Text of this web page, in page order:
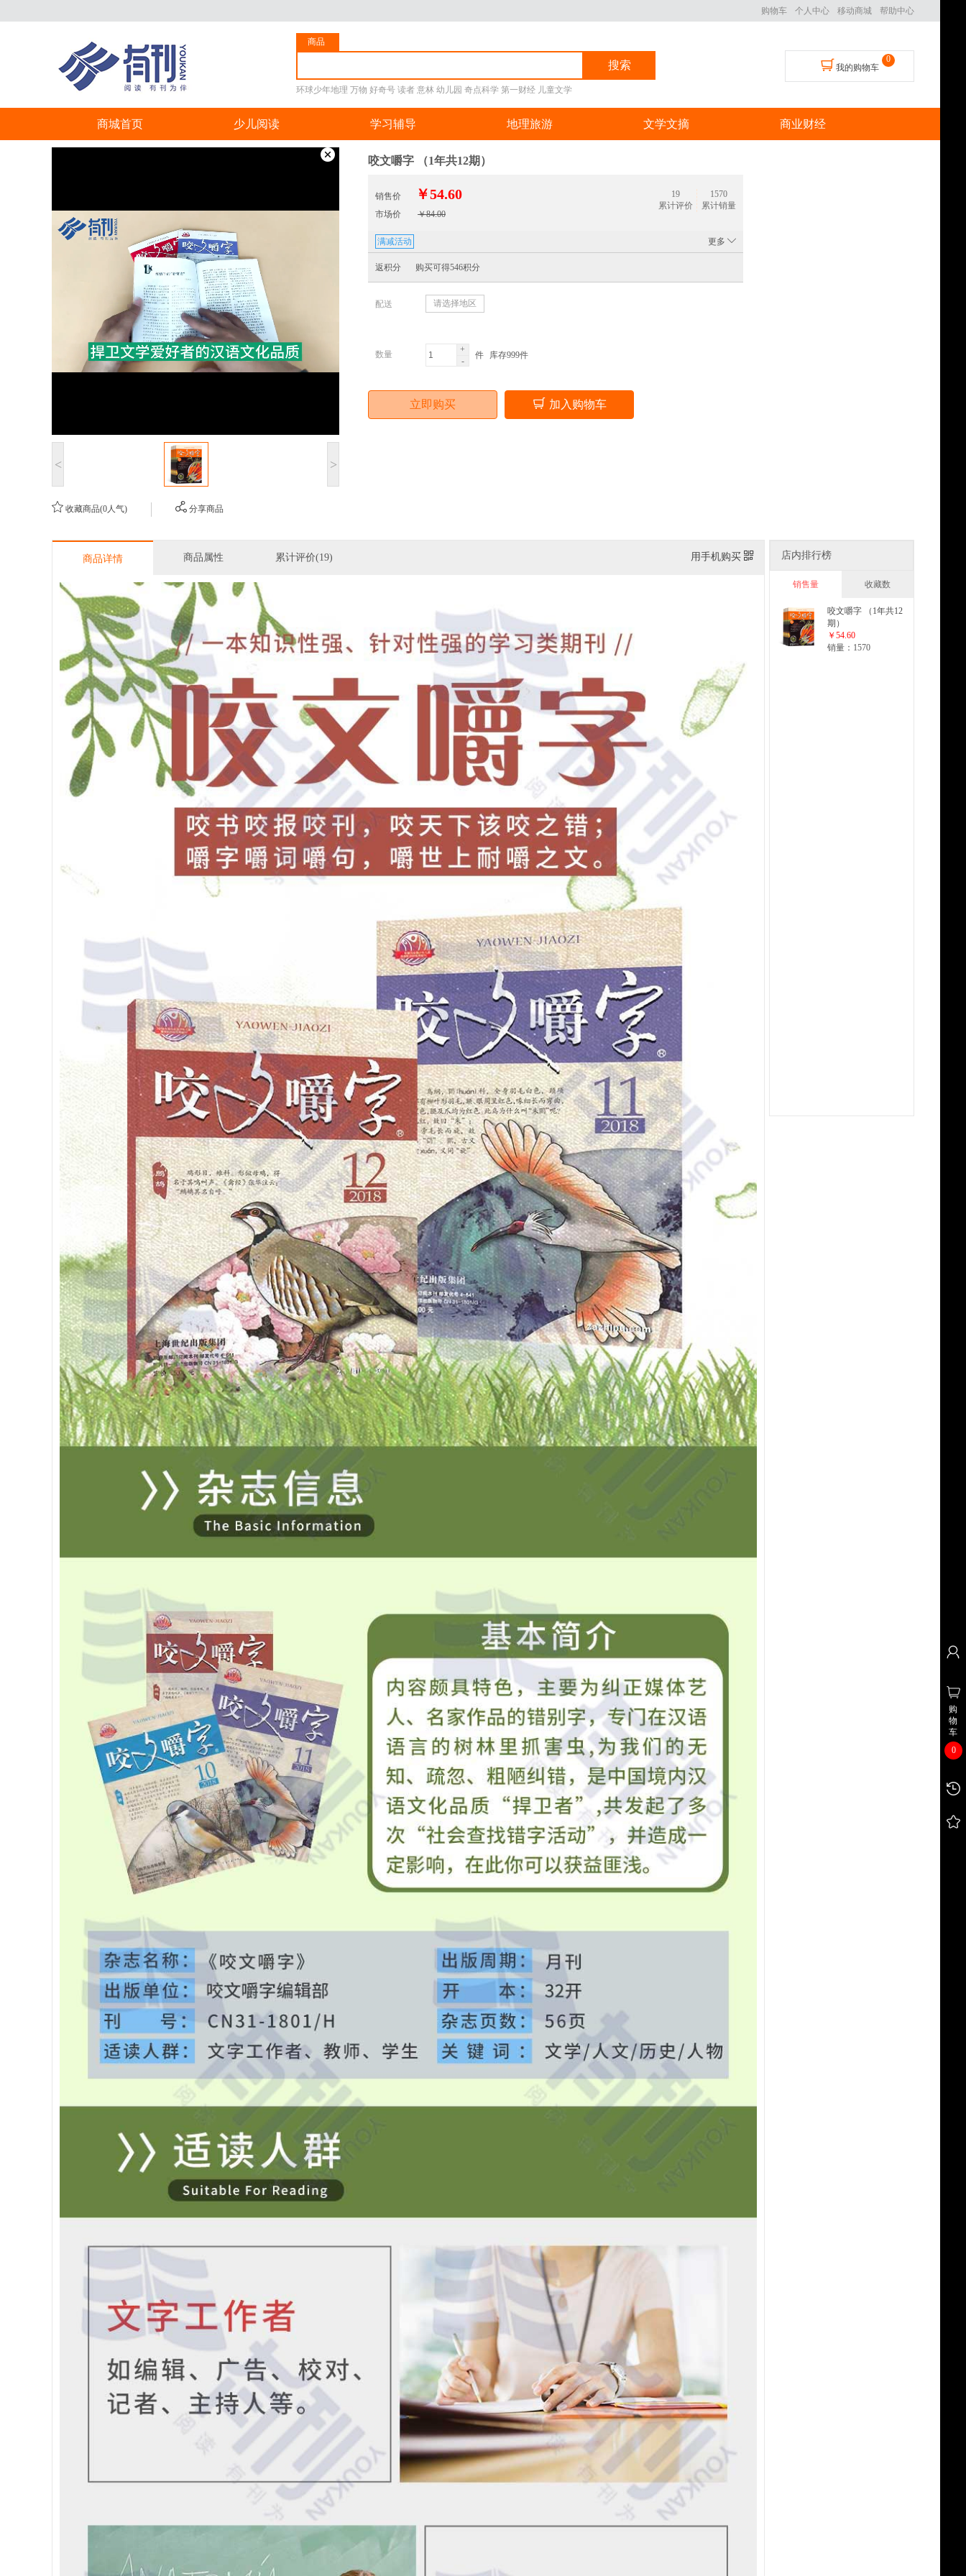
购物车 个人中心 移动商城 帮助中心
商品
搜索
环球少年地理 万物 好奇号 读者 意林 幼儿园 奇点科学 第一财经 儿童文学
我的购物车
0
商城首页 少儿阅读 学习辅导 地理旅游 文学文摘 商业财经
< >
收藏商品(0人气) 分享商品
咬文嚼字 （1年共12期）
销售价 ￥54.60
市场价 ￥84.00
1570
累计销量
19
累计评价
满减活动 更多
返积分 购买可得546积分
配送 请选择地区
数量
+
-
件 库存999件
立即购买 加入购物车
商品详情 商品属性 累计评价(19) 用手机购买 店内排行榜
销售量 收藏数
咬文嚼字 （1年共12
期）
￥54.60
销量：1570
购
物
车
0